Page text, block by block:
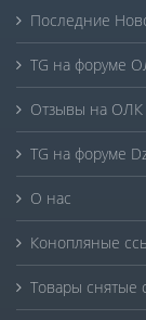
Последние
TG на форуме
Отзывы на ОЛК
TG на форуме
О нас
Конопляные
Товары снятые